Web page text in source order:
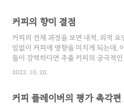
복 훈련을 통해 육성됩니다. 커핑은 대
되어 있으므로 커퍼는 규정된 커핑 절
을 엄격하게 준수해야 합니다. 커핑 랩
루어지는 곳을 커핑 랩이라고 하며, 실
20~30℃이어야 하며 상대 습도(R.H)는
향을 받을 수 있으므로 커핑에 영향을
소리나 빛, 냄새 같은 외부의 방해 요소
커피의 향미 결점
커피의 전체 과정을 보면 내적, 외적 요
임없이 커피에 영향을 미치게 되는데,
들이 강력하다면 추출 커피의 궁극적
결함은 커퍼의 개인적인 선호도나 결함
2022. 10. 20.
커피 플레이버의 평가 촉각편